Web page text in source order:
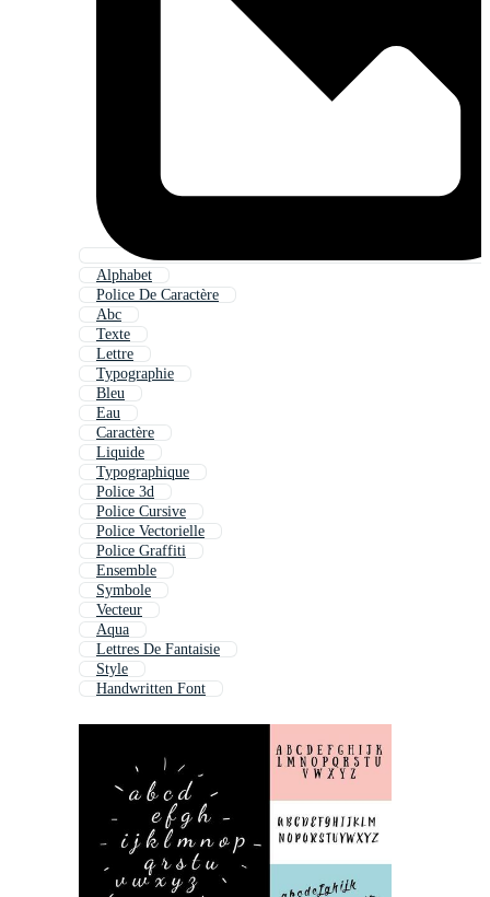
Alphabet
Police De Caractère
Abc
Texte
Lettre
Typographie
Bleu
Eau
Caractère
Liquide
Typographique
Police 3d
Police Cursive
Police Vectorielle
Police Graffiti
Ensemble
Symbole
Vecteur
Aqua
Lettres De Fantaisie
Style
Handwritten Font